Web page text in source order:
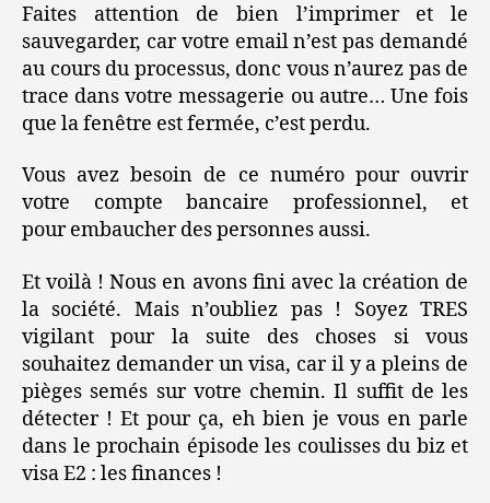
Faites attention de bien l’imprimer et le
sauvegarder, car votre email n’est pas demandé
au cours du processus, donc vous n’aurez pas de
trace dans votre messagerie ou autre… Une fois
que la fenêtre est fermée, c’est perdu.
Vous avez besoin de ce numéro pour ouvrir
votre compte bancaire professionnel, et
pour embaucher des personnes aussi.
Et voilà ! Nous en avons fini avec la création de
la société. Mais n’oubliez pas ! Soyez TRES
vigilant pour la suite des choses si vous
souhaitez demander un visa, car il y a pleins de
pièges semés sur votre chemin. Il suffit de les
détecter ! Et pour ça, eh bien je vous en parle
dans le prochain épisode les coulisses du biz et
visa E2 : les finances !